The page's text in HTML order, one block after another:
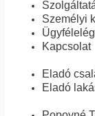
Személyi
Kapcsolat
Eladó
Eladó